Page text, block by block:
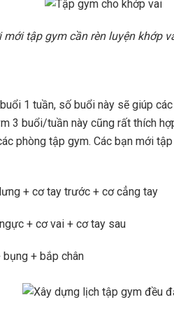
mới tập gym cần rèn luyện khớp
1 tuần, số buổi này sẽ giúp
3 buổi/tuần này cũng rất thích
phòng tập gym. Các bạn mới
+ cơ tay trước + cơ cẳng tay
+ cơ vai + cơ tay sau
bụng + bắp chân